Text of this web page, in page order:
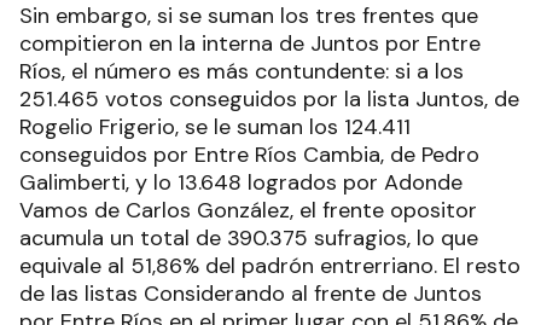
Sin embargo, si se suman los tres frentes que
compitieron en la interna de Juntos por Entre
Ríos, el número es más contundente: si a los
251.465 votos conseguidos por la lista Juntos, de
Rogelio Frigerio, se le suman los 124.411
conseguidos por Entre Ríos Cambia, de Pedro
Galimberti, y lo 13.648 logrados por Adonde
Vamos de Carlos González, el frente opositor
acumula un total de 390.375 sufragios, lo que
equivale al 51,86% del padrón entrerriano. El resto
de las listas Considerando al frente de Juntos